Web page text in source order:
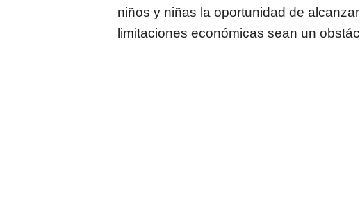
niños y niñas la oportunidad de
limitaciones económicas sean un